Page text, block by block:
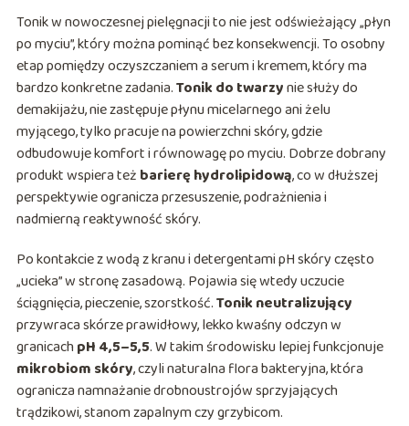
Tonik w nowoczesnej pielęgnacji to nie jest odświeżający „płyn
po myciu”, który można pominąć bez konsekwencji. To osobny
etap pomiędzy oczyszczaniem a serum i kremem, który ma
bardzo konkretne zadania.Tonik do twarzynie służy do
demakijażu, nie zastępuje płynu micelarnego ani żelu
myjącego, tylko pracuje na powierzchni skóry, gdzie
odbudowuje komfort i równowagę po myciu. Dobrze dobrany
produkt wspiera też barierę hydrolipidową, co w dłuższej
perspektywie ogranicza przesuszenie, podrażnienia i
nadmierną reaktywność skóry.
Po kontakcie z wodą z kranu i detergentami pH skóry często
„ucieka” w stronę zasadową. Pojawia się wtedy uczucie
ściągnięcia, pieczenie, szorstkość.Tonik neutralizujący
przywraca skórze prawidłowy, lekko kwaśny odczyn w
granicachpH 4,5–5,5. W takim środowisku lepiej funkcjonuje
mikrobiom skóry, czyli naturalna flora bakteryjna, która
ogranicza namnażanie drobnoustrojów sprzyjających
trądzikowi, stanom zapalnym czy grzybicom.